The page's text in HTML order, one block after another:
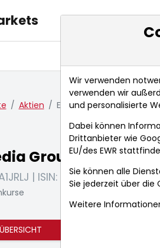
Aktien Expedia Group Inc.
Group Inc.
| ISIN: US30212P3038]
ÜBERSICHT
Wir verwenden
verwenden wir
und personalisierte
Dabei können
Drittanbieter wie
EU/des EWR
Sie können alle
Sie jederzeit über die
Weitere